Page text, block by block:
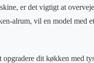
er det vigtigt at
alrum, vil en model med
opgradere dit køkken med